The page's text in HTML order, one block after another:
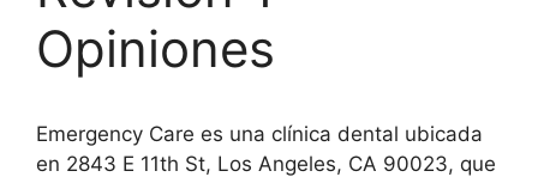
Opiniones
Emergency Care es una clínica dental ubicada
en 2843 E 11th St, Los Angeles, CA 90023, que